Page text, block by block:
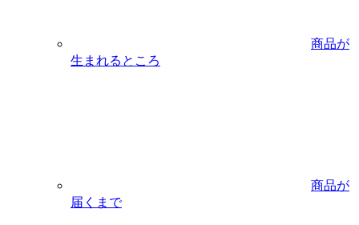
商品が
生まれるところ
商品が
届くまで